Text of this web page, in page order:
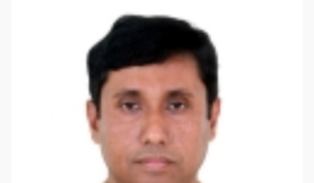
Kazi Mohammad Mahbubur
Rahma্‌n , professor, Department
of political science
Education Enthusiast Representative